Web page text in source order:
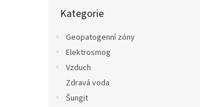
kategorie
Kategorie
Geopatogenní zóny
Elektrosmog
Vzduch
Zdravá voda
Šungit